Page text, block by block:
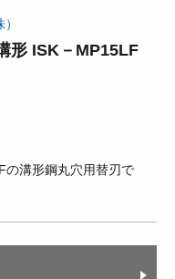
形 ISK－MP15LF
の溝形鋼丸穴用替刃で